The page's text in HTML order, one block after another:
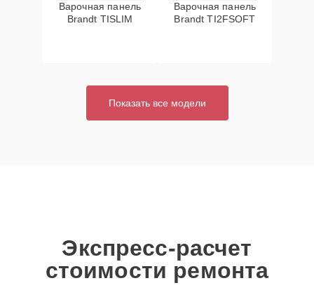
Варочная панель
Brandt TISLIM
Варочная панель
Brandt TI2FSOFT
Показать все модели
Экспресс-расчет
стоимости ремонта